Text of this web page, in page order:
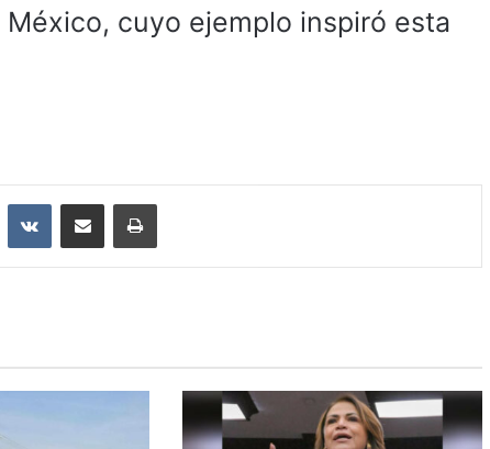
cuyo ejemplo inspiró esta
VKontakteCompartir por correo electrónicoImprimir